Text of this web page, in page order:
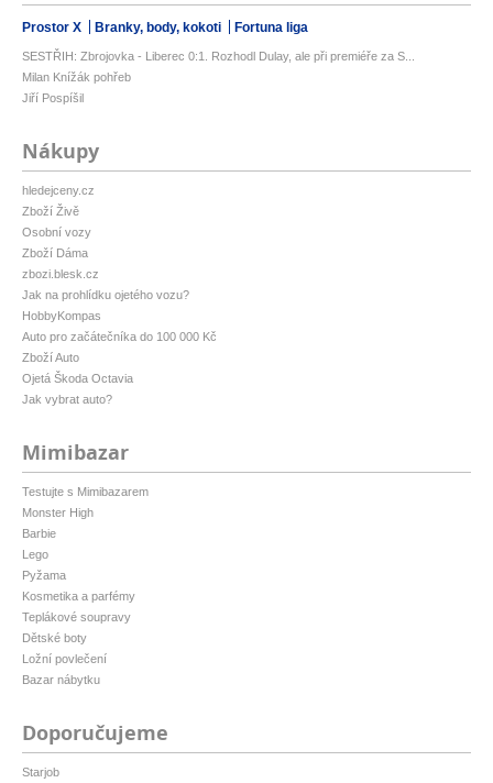
Prostor X Branky, body, kokoti Fortuna liga
SESTŘIH: Zbrojovka - Liberec 0:1. Rozhodl Dulay, ale při premiéře za S...
Milan Knížák pohřeb
Jiří Pospíšil
Nákupy
hledejceny.cz
Zboží Živě
Osobní vozy
Zboží Dáma
zbozi.blesk.cz
Jak na prohlídku ojetého vozu?
HobbyKompas
Auto pro začátečníka do 100 000 Kč
Zboží Auto
Ojetá Škoda Octavia
Jak vybrat auto?
Mimibazar
Testujte s Mimibazarem
Monster High
Barbie
Lego
Pyžama
Kosmetika a parfémy
Teplákové soupravy
Dětské boty
Ložní povlečení
Bazar nábytku
Doporučujeme
Starjob